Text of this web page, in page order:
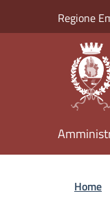
Regione
Home